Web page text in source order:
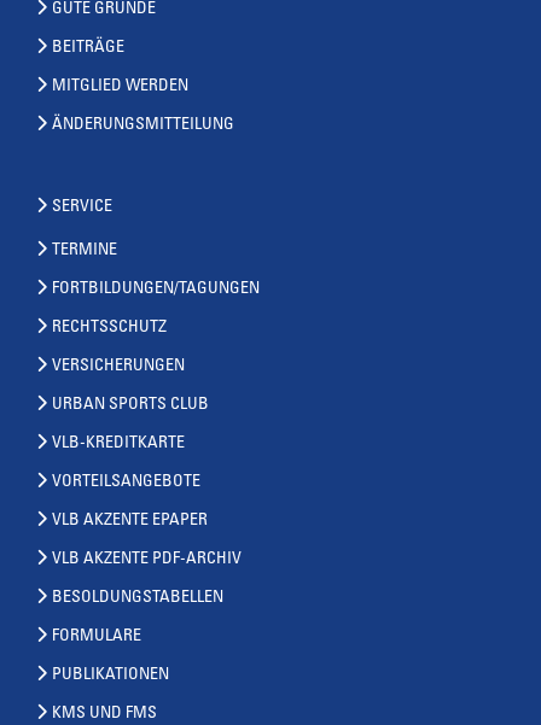
GUTE GRÜNDE
BEITRÄGE
MITGLIED WERDEN
ÄNDERUNGSMITTEILUNG
SERVICE
TERMINE
FORTBILDUNGEN/TAGUNGEN
RECHTSSCHUTZ
VERSICHERUNGEN
URBAN SPORTS CLUB
VLB-KREDITKARTE
VORTEILSANGEBOTE
VLB AKZENTE EPAPER
VLB AKZENTE PDF-ARCHIV
BESOLDUNGSTABELLEN
FORMULARE
PUBLIKATIONEN
KMS UND FMS